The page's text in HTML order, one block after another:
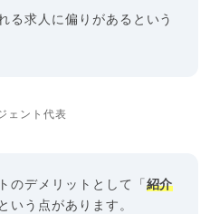
る求人に偏りがあるという
ェント代表
のデメリットとして「 紹介
いう点があります。